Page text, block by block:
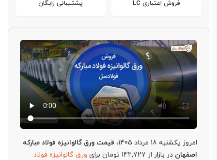
فروش اعتباری LC پشتیبانی رایگان
امروز یکشنبه 18 مرداد 1405،
قیمت ورق گالوانیزه فولاد مبارکه
اصفهان در بازار از 142,727 تومان برای
ورق گالوانیزه فولاد